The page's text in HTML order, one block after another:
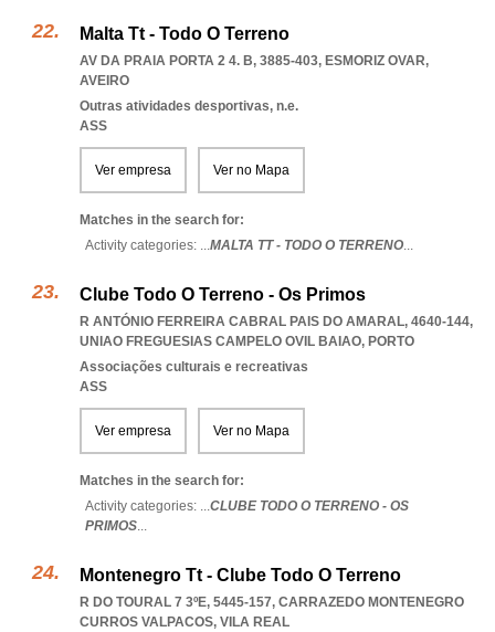
Malta Tt - Todo O Terreno
AV DA PRAIA PORTA 2 4. B, 3885-403, ESMORIZ OVAR,
AVEIRO
Outras atividades desportivas, n.e.
ASS
Ver empresa Ver no Mapa
Matches in the search for:
Activity categories: ...MALTA TT - TODO O TERRENO...
Clube Todo O Terreno - Os Primos
R ANTÓNIO FERREIRA CABRAL PAIS DO AMARAL, 4640-144,
UNIAO FREGUESIAS CAMPELO OVIL BAIAO, PORTO
Associações culturais e recreativas
ASS
Ver empresa Ver no Mapa
Matches in the search for:
Activity categories: ...CLUBE TODO O TERRENO - OS
PRIMOS...
Montenegro Tt - Clube Todo O Terreno
R DO TOURAL 7 3ºE, 5445-157, CARRAZEDO MONTENEGRO
CURROS VALPACOS, VILA REAL